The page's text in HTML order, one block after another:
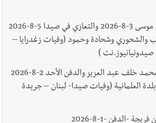
وفاة مصطفى محمد موسى 3-8-2026 والتعازي في صيدا 5-8-2026
والشحوري وشحادة وحمود (وفيات زغدرايا –
)
وفاة الشاب موسى محمد خلف عبد العزيز والدفن الأحد 2-8-2026
العلمانية (وفيات صيدا- لبنان – جريدة
-الدفن -1-8-2026